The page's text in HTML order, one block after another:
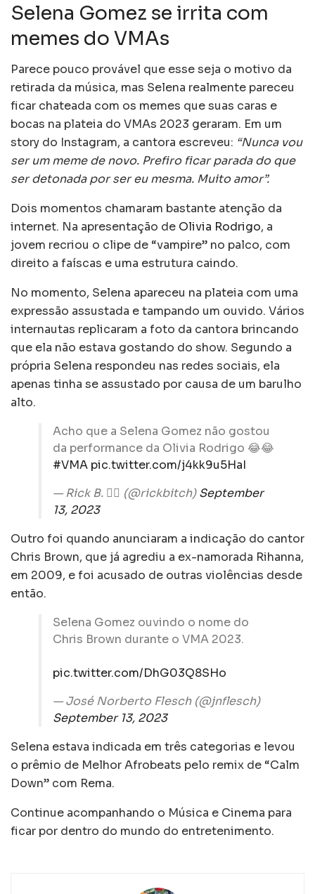
Selena Gomez se irrita com
memes do VMAs
Parece pouco provável que esse seja o motivo da
retirada da música, mas Selena realmente pareceu
ficar chateada com os memes que suas caras e
bocas na plateia do VMAs 2023 geraram. Em um
story do Instagram, a cantora escreveu: “Nunca vou
ser um meme de novo. Prefiro ficar parada do que
ser detonada por ser eu mesma. Muito amor”.
Dois momentos chamaram bastante atenção da
internet. Na apresentação de Olivia Rodrigo, a
jovem recriou o clipe de “vampire” no palco, com
direito a faíscas e uma estrutura caindo.
No momento, Selena apareceu na plateia com uma
expressão assustada e tampando um ouvido. Vários
internautas replicaram a foto da cantora brincando
que ela não estava gostando do show. Segundo a
própria Selena respondeu nas redes sociais, ela
apenas tinha se assustado por causa de um barulho
alto.
Acho que a Selena Gomez não gostou
da performance da Olivia Rodrigo 😂😂
#VMA pic.twitter.com/j4kk9u5HaI
— Rick B. 🏳️‍🌈 (@rickbitch)September
13, 2023
Outro foi quando anunciaram a indicação do cantor
Chris Brown, que já agrediu a ex-namorada Rihanna,
em 2009, e foi acusado de outras violências desde
então.
Selena Gomez ouvindo o nome do
Chris Brown durante o VMA 2023.
pic.twitter.com/DhG03Q8SHo
— José Norberto Flesch (@jnflesch)
September 13, 2023
Selena estava indicada em três categorias e levou
o prêmio de Melhor Afrobeats pelo remix de “Calm
Down” com Rema.
Continue acompanhando o Música e Cinema para
ficar por dentro do mundo do entretenimento.